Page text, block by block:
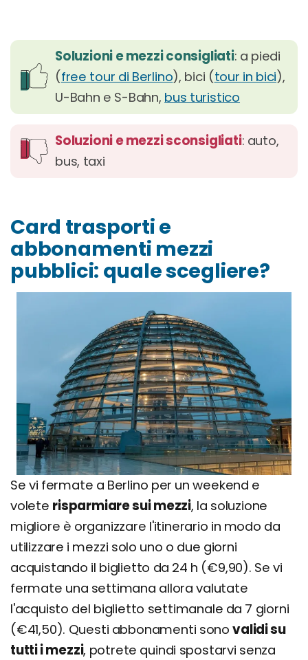
Soluzioni e mezzi consigliati: a piedi
(free tour di Berlino), bici (tour in bici),
U-Bahn e S-Bahn, bus turistico
Soluzioni e mezzi sconsigliati: auto,
bus, taxi
Card trasporti e
abbonamenti mezzi
pubblici: quale scegliere?
Se vi fermate a Berlino per un weekend e
volete risparmiare sui mezzi, la soluzione
migliore è organizzare l'itinerario in modo da
utilizzare i mezzi solo uno o due giorni
acquistando il biglietto da 24 h (€9,90). Se vi
fermate una settimana allora valutate
l'acquisto del biglietto settimanale da 7 giorni
(€41,50). Questi abbonamenti sonovalidi su
tutti i mezzi, potrete quindi spostarvi senza